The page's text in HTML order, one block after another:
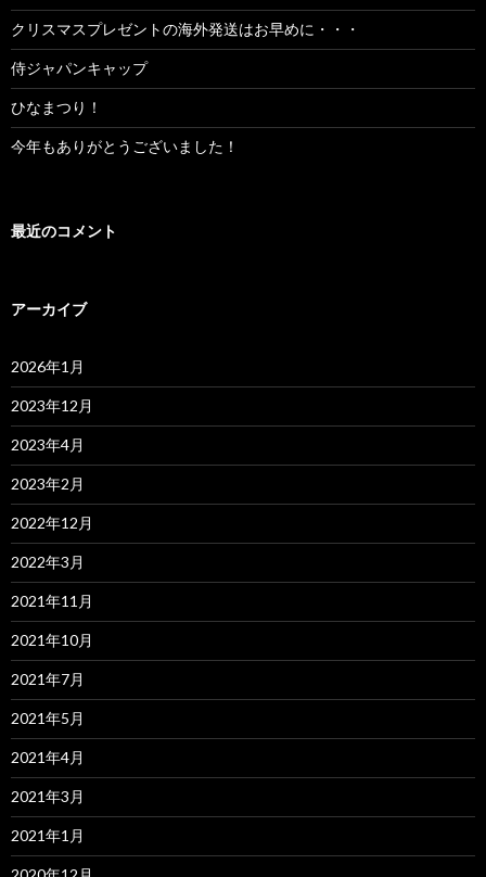
クリスマスプレゼントの海外発送はお早めに・・・
侍ジャパンキャップ
ひなまつり！
今年もありがとうございました！
最近のコメント
アーカイブ
2026年1月
2023年12月
2023年4月
2023年2月
2022年12月
2022年3月
2021年11月
2021年10月
2021年7月
2021年5月
2021年4月
2021年3月
2021年1月